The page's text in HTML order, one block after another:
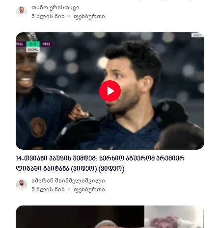
თაზო ერისთავი
5 წლის წინ
ფეხბურთი
14-თვიანი პაუზის შემდეგ: სერხიო აგუერომ პრემიერ
ლიგაში გაიტანა (ვიდეო) (ვიდეო)
ამირან შაიშმელაშვილი
5 წლის წინ
ფეხბურთი